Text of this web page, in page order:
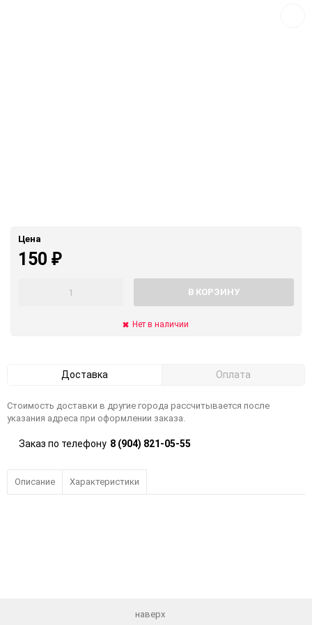
Цена
150 ₽
В КОРЗИНУ
Нет в наличии
Доставка Оплата
Стоимость доставки в другие города рассчитывается после
указания адреса при оформлении заказа.
Заказ по телефону 8 (904) 821-05-55
Описание Характеристики
наверх